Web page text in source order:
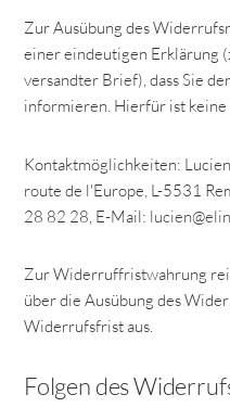
Zur Ausübung des
einer eindeutigen Erklärung
versandter Brief), dass Sie
informieren. Hierfür ist
Kontaktmöglichkeiten:
route de l'Europe, L-5531
28 82 28, E-Mail:
Zur Widerruffristwahrung
über die Ausübung des
Widerrufsfrist aus.
Folgen des